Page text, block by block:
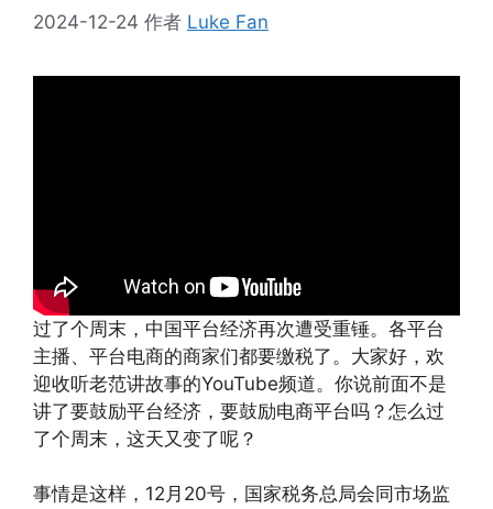
2024-12-24 作者 Luke Fan
过了个周末，中国平台经济再次遭受重锤。各平台
主播、平台电商的商家们都要缴税了。大家好，欢
迎收听老范讲故事的YouTube频道。你说前面不是
讲了要鼓励平台经济，要鼓励电商平台吗？怎么过
了个周末，这天又变了呢？
事情是这样，12月20号，国家税务总局会同市场监